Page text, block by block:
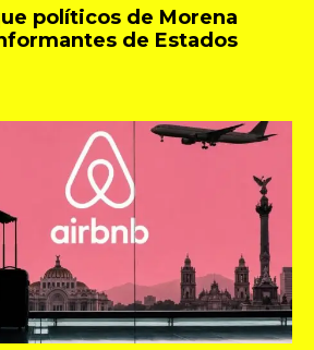
políticos de Morena
de Estados